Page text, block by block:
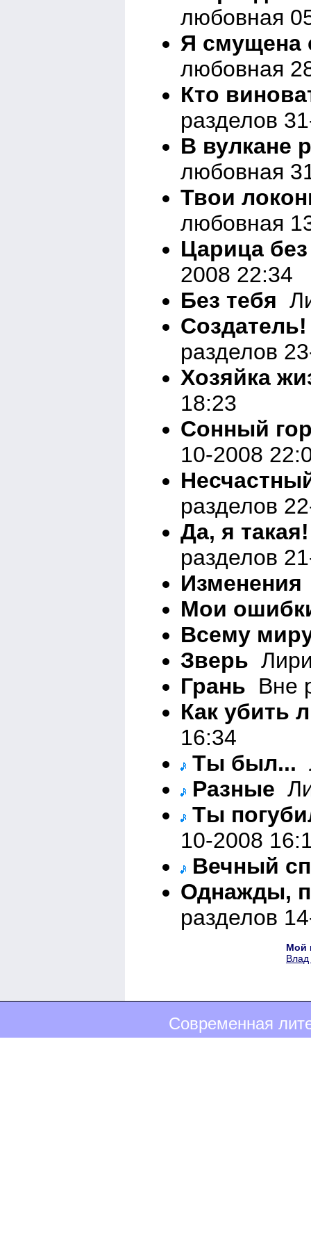
любовная
Я смущена
любовная
Кто
разделов
В вулкане
любовная
Твои
любовная
Царица без
2008 22:34
Без тебя
разделов
Хозяйка
18:23
Сонный
10-2008
разделов
Да, я
разделов
Изменения
Мои
Всему
Зверь
Грань Вне
Как убить
16:34
Ты был...
Разные
Ты
10-2008
Вечный
Однажды,
разделов
Мой
Современная